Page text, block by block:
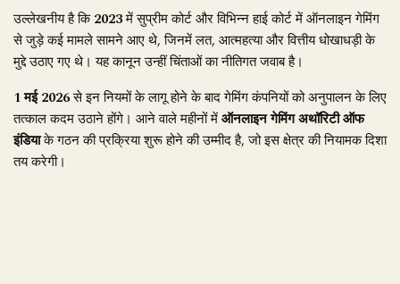
उल्लेखनीय है कि2023में सुप्रीम कोर्ट और विभिन्न हाई कोर्ट में ऑनलाइन गेमिंग
से जुड़े कई मामले सामने आए थे, जिनमें लत, आत्महत्या और वित्तीय धोखाधड़ी के
मुद्दे उठाए गए थे। यह कानून उन्हीं चिंताओं का नीतिगत जवाब है।
1 मई 2026से इन नियमों के लागू होने के बाद गेमिंग कंपनियों को अनुपालन के लिए
तत्काल कदम उठाने होंगे। आने वाले महीनों मेंऑनलाइन गेमिंग अथॉरिटी ऑफ
इंडियाके गठन की प्रक्रिया शुरू होने की उम्मीद है, जो इस क्षेत्र की नियामक दिशा
तय करेगी।